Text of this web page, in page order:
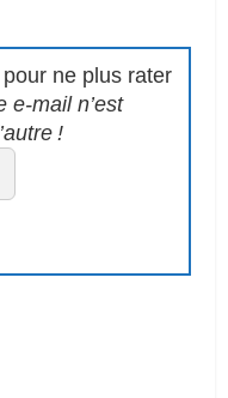
ne plus rater
e-mail n’est
!